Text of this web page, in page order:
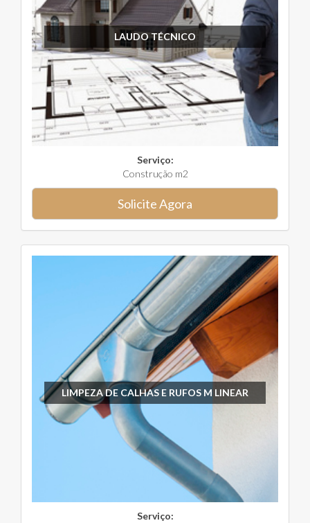
LAUDO TÉCNICO
Serviço:
Construção m2
Solicite Agora
LIMPEZA DE CALHAS E RUFOS M LINEAR
Serviço: